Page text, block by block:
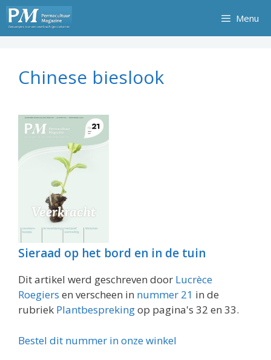
Ga
naar
de
Menu
Chinese bieslook
Sieraad op het bord en in de tuin
Dit artikel werd geschreven door Lucrèce
Roegiers en verscheen in nummer 21 in de
rubriek Plantbesprekingop pagina's 32 en 33.
Bestel dit nummer in onze winkel